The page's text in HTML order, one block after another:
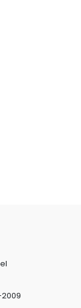
2009